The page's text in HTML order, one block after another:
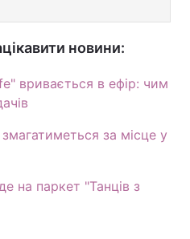
новини:
вривається в ефір: чим
за місце у
на паркет "Танців з